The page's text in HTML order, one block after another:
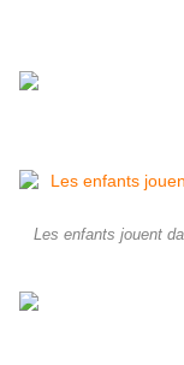
Les enfants jouent